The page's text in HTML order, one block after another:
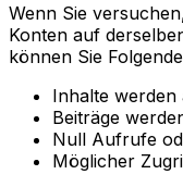
Wenn Sie
Konten auf
können Sie
Inhalte werden
Beiträge
Null Aufrufe
Möglicher